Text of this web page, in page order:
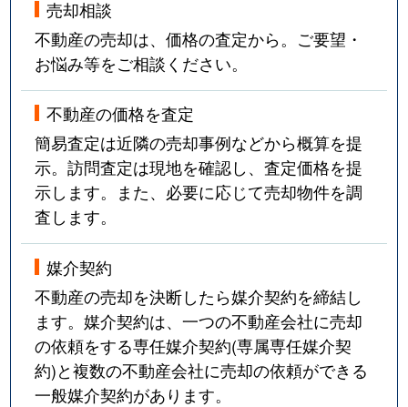
売却相談
不動産の売却は、価格の査定から。ご要望・
お悩み等をご相談ください。
不動産の価格を査定
簡易査定は近隣の売却事例などから概算を提
示。訪問査定は現地を確認し、査定価格を提
示します。また、必要に応じて売却物件を調
査します。
媒介契約
不動産の売却を決断したら媒介契約を締結し
ます。媒介契約は、一つの不動産会社に売却
の依頼をする専任媒介契約(専属専任媒介契
約)と複数の不動産会社に売却の依頼ができる
一般媒介契約があります。